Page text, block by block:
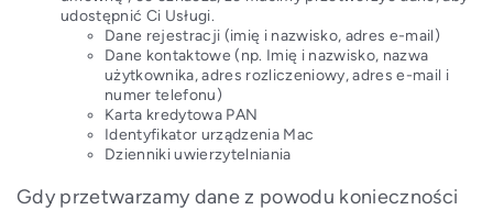
udostępnić Ci Usługi.
Dane rejestracji (imię i nazwisko, adres e-mail)
Dane kontaktowe (np. Imię i nazwisko, nazwa
użytkownika, adres rozliczeniowy, adres e-mail i
numer telefonu)
Karta kredytowa PAN
Identyfikator urządzenia Mac
Dzienniki uwierzytelniania
Gdy przetwarzamy dane z powodu konieczności